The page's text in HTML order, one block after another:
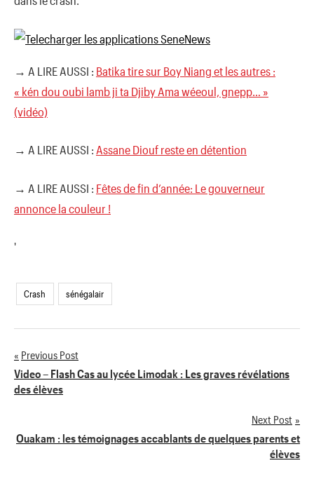
→ A LIRE AUSSI : Batika tire sur Boy Niang et les autres :
« kén dou oubi lamb ji ta Djiby Ama wéeoul, gnepp… »
(vidéo)
→ A LIRE AUSSI : Assane Diouf reste en détention
→ A LIRE AUSSI : Fêtes de fin d’année: Le gouverneur
annonce la couleur !
'
Crash sénégalair
Navigation
de
Previous Post
Video – Flash Cas au lycée Limodak : Les graves révélations
des élèves
Next Post
Ouakam : les témoignages accablants de quelques parents et
élèves